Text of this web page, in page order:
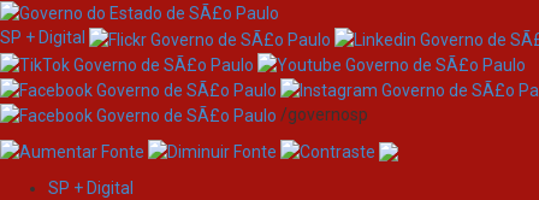
SP + Digital
/governosp
SP + Digital